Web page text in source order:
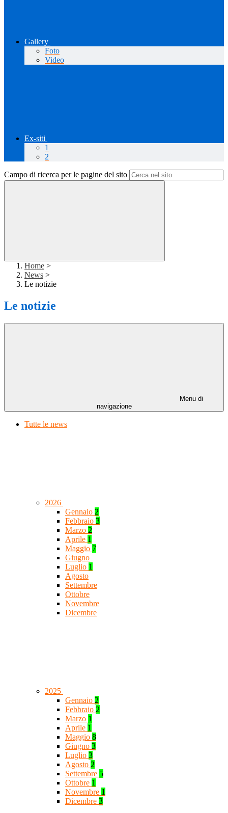
Gallery
Foto
Video
Ex-siti
1
2
Campo di ricerca per le pagine del sito
Home >
News >
Le notizie
Le notizie
Menu di
navigazione
Tutte le news
2026
Gennaio 2
Febbraio 3
Marzo 2
Aprile 1
Maggio 7
Giugno
Luglio 1
Agosto
Settembre
Ottobre
Novembre
Dicembre
2025
Gennaio 2
Febbraio 2
Marzo 1
Aprile 1
Maggio 8
Giugno 3
Luglio 3
Agosto 2
Settembre 5
Ottobre 1
Novembre 1
Dicembre 3